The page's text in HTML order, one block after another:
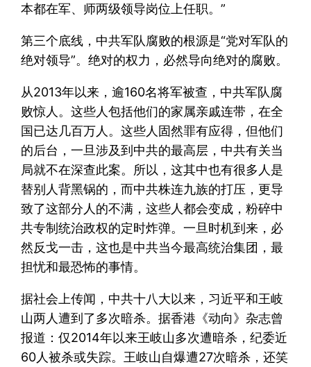
本都在军、师两级领导岗位上任职。”
第三个底线，中共军队腐败的根源是“党对军队的
绝对领导”。绝对的权力，必然导向绝对的腐败。
从2013年以来，逾160名将军被查，中共军队腐
败惊人。这些人包括他们的家属亲戚连带，在全
国已达几百万人。这些人固然罪有应得，但他们
的后台，一旦涉及到中共的最高层，中共有关当
局就不在深查此案。所以，这其中也有很多人是
替别人背黑锅的，而中共株连九族的打压，更导
致了这部分人的不满，这些人都会变成，粉碎中
共专制统治政权的定时炸弹。一旦时机到来，必
然反戈一击，这也是中共当今最高统治集团，最
担忧和最恐怖的事情。
据社会上传闻，中共十八大以来，习近平和王岐
山两人遭到了多次暗杀。据香港《动向》杂志曾
报道：仅2014年以来王岐山多次遭暗杀，纪委近
60人被杀或失踪。王岐山自爆遭27次暗杀，还笑